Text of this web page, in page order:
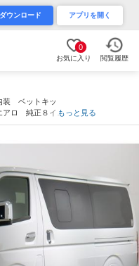
ダウンロード アプリを開く
0
お気に入り 閲覧履歴
装 ベットキッ
アロ 純正８イン
ール ＬＥＤテー
もっと見る